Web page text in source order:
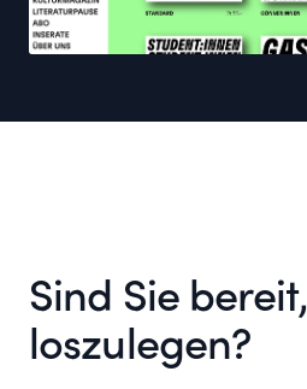
Sind Sie bereit,
loszulegen?